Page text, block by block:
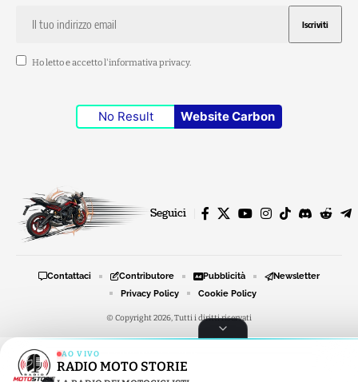
Ho letto e accetto l'informativa privacy.
No Result Website Carbon
Seguici
© Copyright 2026, Tutti i diritti riservati
Contattaci Contributore Pubblicità
Newsletter
Privacy Policy
Cookie Policy
AO VIVO
RADIO MOTO STORIE